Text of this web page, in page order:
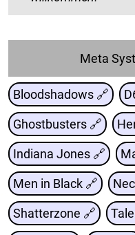
Meta
Bloodshadows 🔗
Ghostbusters 🔗
Indiana Jones 🔗
Men in Black 🔗
Shatterzone 🔗